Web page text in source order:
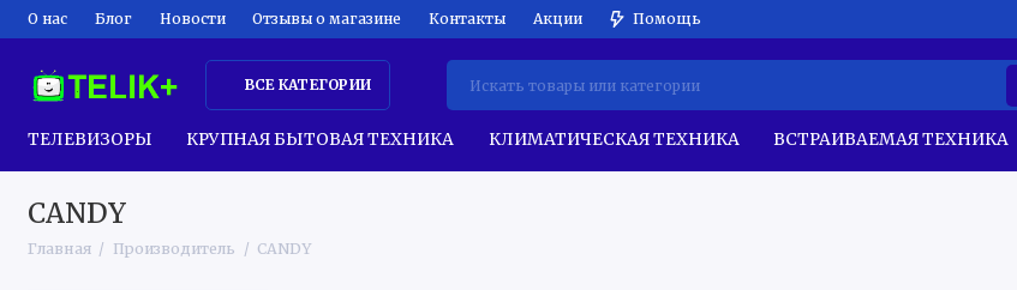
О нас Блог Новости Отзывы о магазине Контакты Акции Помощь
ВСЕ КАТЕГОРИИ
ТЕЛЕВИЗОРЫ КРУПНАЯ БЫТОВАЯ ТЕХНИКА КЛИМАТИЧЕСКАЯ ТЕХНИКА ВСТРАИВАЕМАЯ ТЕХНИКА
CANDY
Главная Производитель CANDY